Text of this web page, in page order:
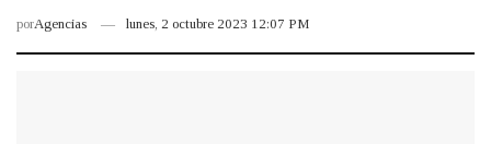
porAgencias lunes, 2 octubre 2023 12:07 PM